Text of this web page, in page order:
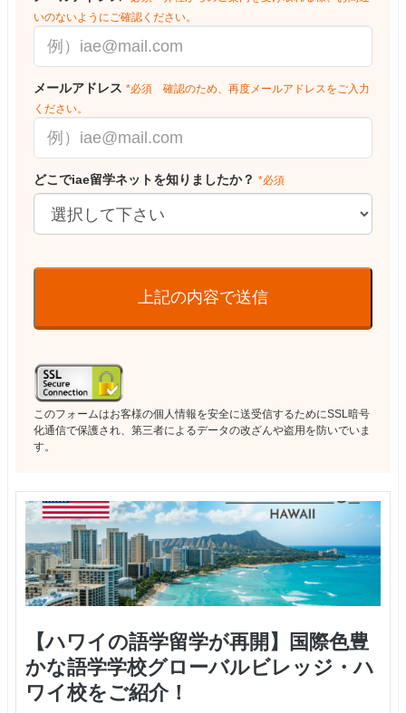
いのないようにご確認ください。
メールアドレス *必須 確認のため、再度メールアドレスをご入力
ください。
どこでiae留学ネットを知りましたか？ *必須
上記の内容で送信
このフォームはお客様の個人情報を安全に送受信するためにSSL暗号
化通信で保護され、第三者によるデータの改ざんや盗用を防いでいま
す。